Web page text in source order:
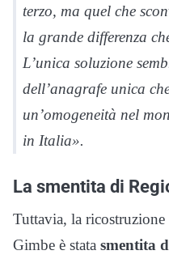
terzo, ma quel che
la grande differenza
L’unica soluzione
dell’anagrafe unica
un’omogeneità nel
in Italia».
La smentita di
Tuttavia, la
Gimbe è stata smentita